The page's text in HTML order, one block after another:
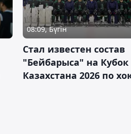
08:09, Бүгін
Стал известен состав
"Бейбарыса" на Кубок
Казахстана 2026 по